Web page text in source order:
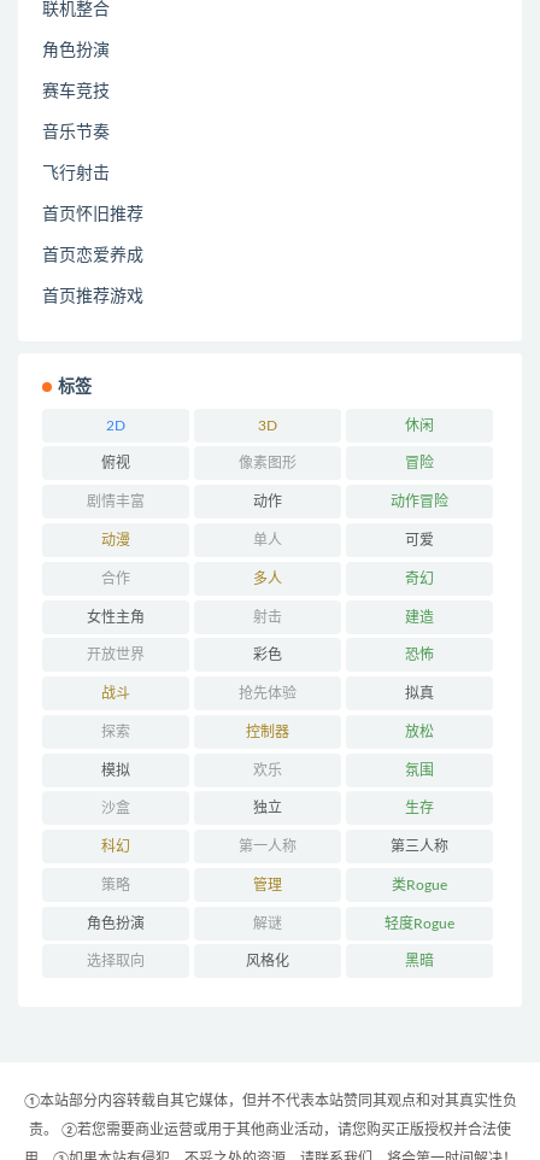
联机整合
角色扮演
赛车竞技
音乐节奏
飞行射击
首页怀旧推荐
首页恋爱养成
首页推荐游戏
标签
2D 3D 休闲
俯视 像素图形 冒险
剧情丰富 动作 动作冒险
动漫 单人 可爱
合作 多人 奇幻
女性主角 射击 建造
开放世界 彩色 恐怖
战斗 抢先体验 拟真
探索 控制器 放松
模拟 欢乐 氛围
沙盒 独立 生存
科幻 第一人称 第三人称
策略 管理 类Rogue
角色扮演 解谜 轻度Rogue
选择取向 风格化 黑暗
①本站部分内容转载自其它媒体，但并不代表本站赞同其观点和对其真实性负
责。 ②若您需要商业运营或用于其他商业活动，请您购买正版授权并合法使